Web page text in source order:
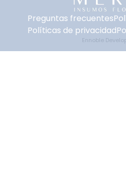
Preguntas frecuentes
Políticas de privacidad
Ennoble